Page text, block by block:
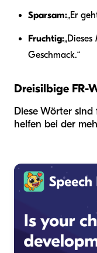
Sparsam:„Er
Fruchtig:
Geschmack.“
Dreisilbige FR-
Diese Wörter
helfen bei der